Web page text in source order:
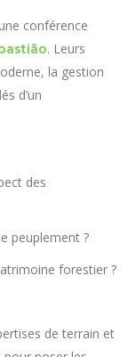
conférence
. Leurs
la gestion
d’un
des
peuplement ?
forestier ?
de terrain et